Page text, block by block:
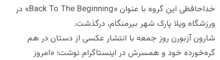
خداحافظی این گروه با عنوان «Back To The Beginning» در
ورزشگاه ویلا پارک شهر بیرمنگام، درگذشت.
شارون آزبورن روز جمعه با انتشار عکسی از دستان در هم
گره‌خورده خود و همسرش در اینستاگرام نوشت: «امروز